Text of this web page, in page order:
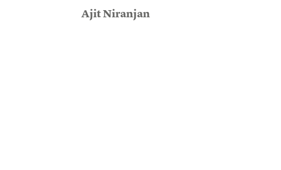
Ajit Niranjan